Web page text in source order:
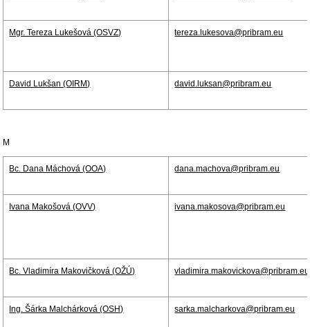
Mgr. Tereza Lukešová (OSVZ) tereza.lukesova@pribram.eu
David Lukšan (OIRM) david.luksan@pribram.eu
M
Bc. Dana Máchová (OOA) dana.machova@pribram.eu
Ivana Makošová (OVV) ivana.makosova@pribram.eu
Bc. Vladimíra Makovičková (OŽÚ) vladimira.makovickova@pribram.eu
Ing. Šárka Malchárková (OSH) sarka.malcharkova@pribram.eu